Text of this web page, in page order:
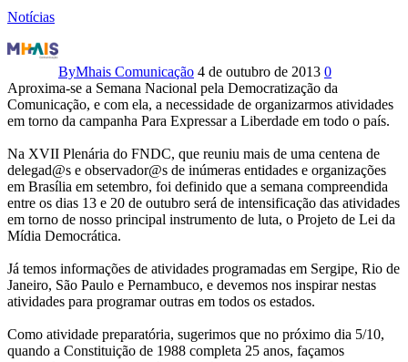
Notícias
Semana
Nacional
pela
Democratização
da
Comunicação
–
13
a
20
ByMhais Comunicação 4 de outubro de 2013 0
Aproxima-se a Semana Nacional pela Democratização da
Comunicação, e com ela, a necessidade de organizarmos atividades
em torno da campanha Para Expressar a Liberdade em todo o país.
Na XVII Plenária do FNDC, que reuniu mais de uma centena de
delegad@s e observador@s de inúmeras entidades e organizações
em Brasília em setembro, foi definido que a semana compreendida
entre os dias 13 e 20 de outubro será de intensificação das atividades
em torno de nosso principal instrumento de luta, o Projeto de Lei da
Mídia Democrática.
Já temos informações de atividades programadas em Sergipe, Rio de
Janeiro, São Paulo e Pernambuco, e devemos nos inspirar nestas
atividades para programar outras em todos os estados.
Como atividade preparatória, sugerimos que no próximo dia 5/10,
quando a Constituição de 1988 completa 25 anos, façamos